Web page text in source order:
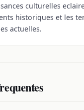
culturelles
historiques et les
actuelles.